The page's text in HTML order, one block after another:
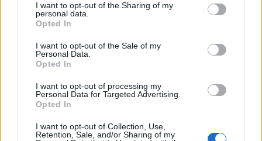
not limited to your visit or usage behaviour. You may click to
grant or deny consent to Google and its third-party tags to
use your data for below specified purposes in below Google
consent section.
I want to opt-out of the Sharing of my
personal data.
Opted In
I want to opt-out of the Sale of my
Personal Data.
Opted In
I want to opt-out of processing my
Personal Data for Targeted Advertising.
Opted In
I want to opt-out of Collection, Use,
Retention, Sale, and/or Sharing of my